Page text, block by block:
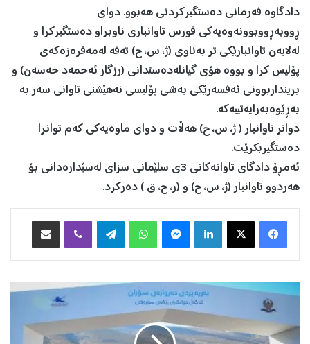
دادگاوە فەرمانی دەستگیركردنی هەبوو. دوای
ڕووبەڕووبوونەوەیەكی قورس تاوانباری ناوبراو دەستگیركرا و
لەلایەن تاوانبارێكی تر بەناوی (ژ، س، ح) تەقە لەمەفرەزەكەی
پۆلیس كرا و بووە هۆی گیانلەدەستدانی (رزگار ئەحمەد حەسەن) و
برینداربوونی ئەفسەرێكی بەشی پۆلیسی نەهێشنی تاوانی سەر بە
بەڕێوەبەرایەتییەکە.
دواتر تاوانبار ( ژ، س، ح) هەڵات و دوای ماوەیەكی كەم توانرا
دەستگیربكرێت.
ئەمڕۆ دادگای تاوانەكانی 3ی سلێمانی سزای لەسێدارەدانی بۆ
هەردوو تاوانبار (ژ، س، ح) و (ر، ح، ق ) دەركرد.
X
Telegram
م
ر